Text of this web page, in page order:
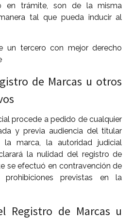
en trámite, son de la misma
tal que pueda inducir al
un tercero con mejor derecho
de Marcas u otros
procede a pedido de cualquier
y previa audiencia del titular
marca, la autoridad judicial
la nulidad del registro de
se efectuó en contravención de
previstas en la
Registro de Marcas u